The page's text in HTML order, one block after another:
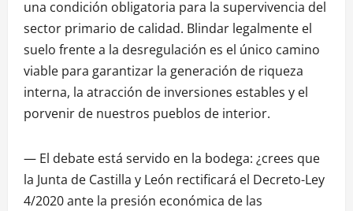
una condición obligatoria para la supervivencia del
sector primario de calidad. Blindar legalmente el
suelo frente a la desregulación es el único camino
viable para garantizar la generación de riqueza
interna, la atracción de inversiones estables y el
porvenir de nuestros pueblos de interior.
— El debate está servido en la bodega: ¿crees que
la Junta de Castilla y León rectificará el Decreto-Ley
4/2020 ante la presión económica de las